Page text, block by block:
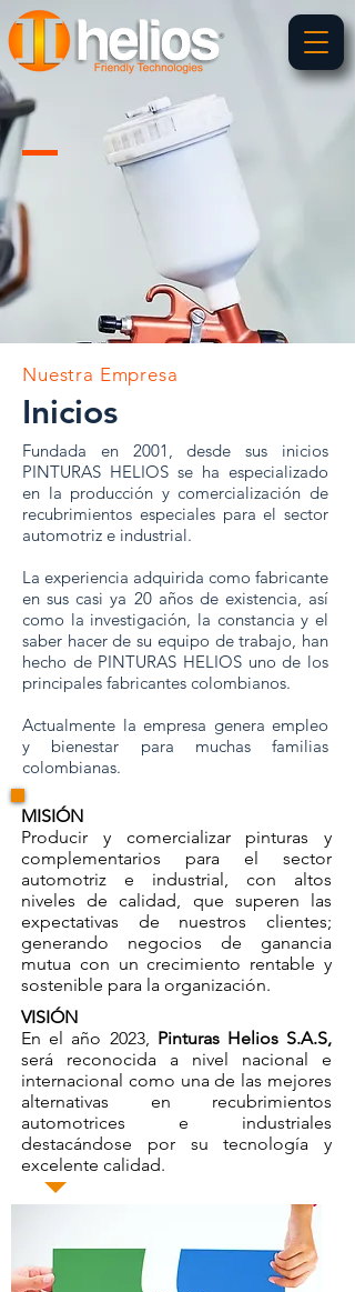
Nuestra Empresa
Inicios
Fundada en 2001, desde sus inicios
PINTURAS HELIOS se ha especializado
en la producción y comercialización de
recubrimientos especiales para el sector
automotriz e industrial.
La experiencia adquirida como fabricante
en sus casi ya 20 años de existencia, así
como la investigación, la constancia y el
saber hacer de su equipo de trabajo, han
hecho de PINTURAS HELIOS uno de los
principales fabricantes colombianos.
Actualmente la empresa genera empleo
y bienestar para muchas familias
colombianas.
MISIÓN
Producir y comercializar pinturas y
complementarios para el sector
automotriz e industrial, con altos
niveles de calidad, que superen las
expectativas de nuestros clientes;
generando negocios de ganancia
mutua con un crecimiento rentable y
sostenible para la organización.
VISIÓN
En el año 2023, Pinturas Helios S.A.S,
será reconocida a nivel nacional e
internacional como una de las mejores
alternativas en recubrimientos
automotrices e industriales
destacándose por su tecnología y
excelente calidad.